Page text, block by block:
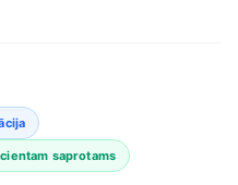
saprotams